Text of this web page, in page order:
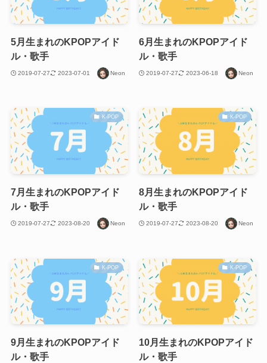
5月生まれのKPOPアイド
ル・歌手
2019-07-27 2023-07-01 Neon
6月生まれのKPOPアイド
ル・歌手
2019-07-27 2023-06-18 Neon
K-POP
7月生まれのKPOPアイド
ル・歌手
2019-07-27 2023-08-20 Neon
K-POP
8月生まれのKPOPアイド
ル・歌手
2019-07-27 2023-08-20 Neon
K-POP
9月生まれのKPOPアイド
ル・歌手
K-POP
10月生まれのKPOPアイド
ル・歌手